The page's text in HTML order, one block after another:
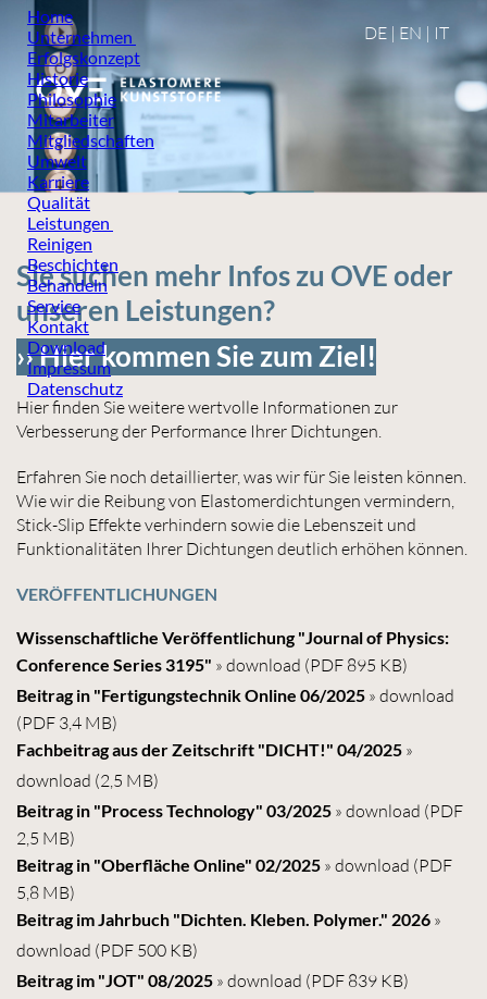
Home
Unternehmen
Erfolgskonzept
Historie
Philosophie
Mitarbeiter
Mitgliedschaften
Umwelt
Karriere
Qualität
Leistungen
Reinigen
Beschichten
Behandeln
Service
Kontakt
Download
Impressum
Datenschutz
DE | EN | IT
Sie suchen mehr Infos zu OVE oder
unseren Leistungen?
›› Hier kommen Sie zum Ziel!
Hier finden Sie weitere wertvolle Informationen zur
Verbesserung der Performance Ihrer Dichtungen.
Erfahren Sie noch detaillierter, was wir für Sie leisten können.
Wie wir die Reibung von Elastomerdichtungen vermindern,
Stick-Slip Effekte verhindern sowie die Lebenszeit und
Funktionalitäten Ihrer Dichtungen deutlich erhöhen können.
VERÖFFENTLICHUNGEN
Wissenschaftliche Veröffentlichung "Journal of Physics:
Conference Series 3195" » download (PDF 895 KB)
Beitrag in "Fertigungstechnik Online 06/2025 » download
(PDF 3,4 MB)
Fachbeitrag aus der Zeitschrift "DICHT!" 04/2025 »
download (2,5 MB)
Beitrag in "Process Technology" 03/2025 » download (PDF
2,5 MB)
Beitrag in "Oberfläche Online" 02/2025 » download (PDF
5,8 MB)
Beitrag im Jahrbuch "Dichten. Kleben. Polymer." 2026 »
download (PDF 500 KB)
Beitrag im "JOT" 08/2025 » download (PDF 839 KB)